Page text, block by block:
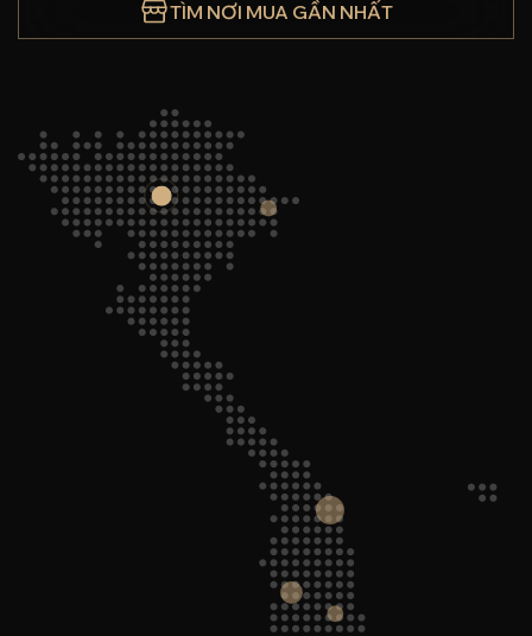
TÌM NƠI MUA GẦN NHẤT